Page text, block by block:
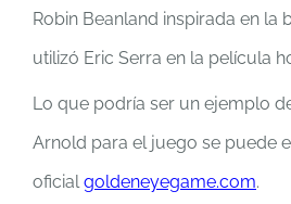
Robin Beanland inspirada en la
utilizó Eric Serra en la película
Lo que podría ser un ejemplo
Arnold para el juego se puede
oficialgoldeneyegame.com.